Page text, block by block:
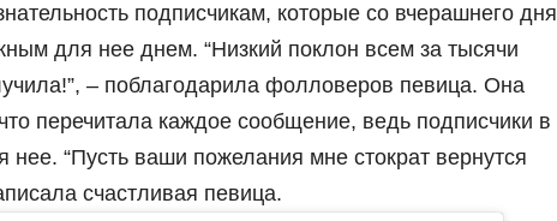
подписчикам, которые со вчерашнего дня
для нее днем. “Низкий поклон всем за тысячи
– поблагодарила фолловеров певица. Она
перечитала каждое сообщение, ведь подписчики в
“Пусть ваши пожелания мне стократ вернутся
счастливая певица.